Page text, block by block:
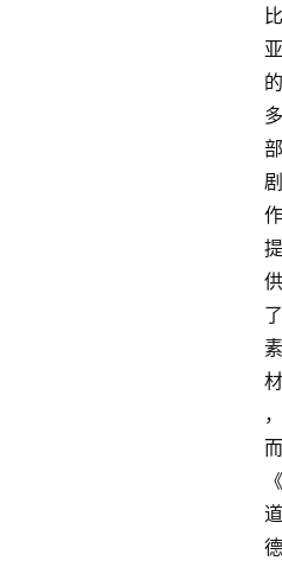
比
亚
的
多
部
剧
作
提
供
了
素
材
，
而
《
道
德